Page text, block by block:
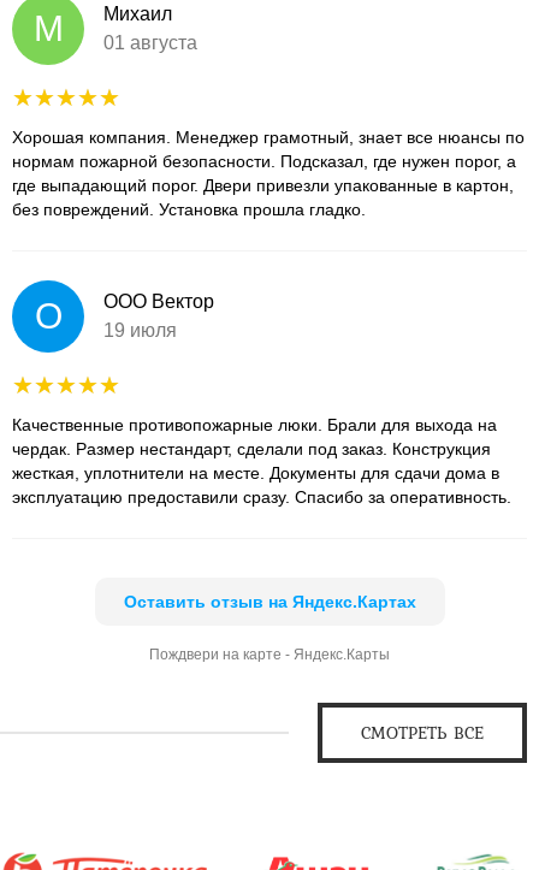
М
Михаил
01 августа
Хорошая компания. Менеджер грамотный, знает все нюансы по
нормам пожарной безопасности. Подсказал, где нужен порог, а
где выпадающий порог. Двери привезли упакованные в картон,
без повреждений. Установка прошла гладко.
О
ООО Вектор
19 июля
Качественные противопожарные люки. Брали для выхода на
чердак. Размер нестандарт, сделали под заказ. Конструкция
жесткая, уплотнители на месте. Документы для сдачи дома в
эксплуатацию предоставили сразу. Спасибо за оперативность.
Оставить отзыв на Яндекс.Картах
Пождвери на карте - Яндекс.Карты
СМОТРЕТЬ ВСЕ